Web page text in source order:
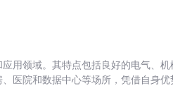
用领域。其特点包括良好的电气、
医院和数据中心等场所，凭借自身